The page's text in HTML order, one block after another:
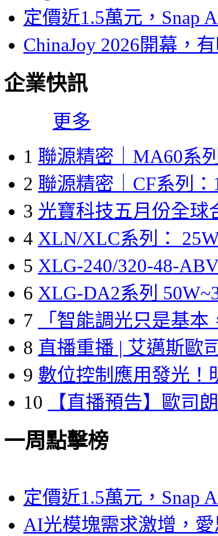
定價近1.5萬元，Snap
ChinaJoy 2026開幕，
企業快訊
更多
1 聯源精密｜MA60系
2 聯源精密｜CF系列：
3 光寶科技五月份全球
4 XLN/XLC系列：
5 XLG-240/320-48-
6 XLG-DA2系列
7
「智能調光只是基本
8 直播重播 | 艾邁斯歐
9 數位控制應用發光！
10
【直播預告】歐司
一周點擊榜
定價近1.5萬元，Snap
AI光模塊需求激增，